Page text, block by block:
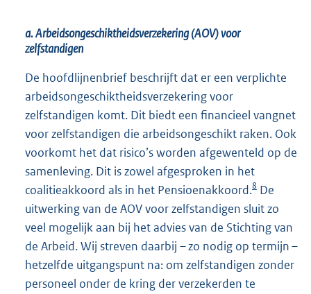
a. Arbeidsongeschiktheidsverzekering (AOV) voor
zelfstandigen
De hoofdlijnenbrief beschrijft dat er een verplichte
arbeidsongeschiktheidsverzekering voor
zelfstandigen komt. Dit biedt een financieel vangnet
voor zelfstandigen die arbeidsongeschikt raken. Ook
voorkomt het dat risico’s worden afgewenteld op de
samenleving. Dit is zowel afgesproken in het
coalitieakkoord als in het Pensioenakkoord.8 De
uitwerking van de AOV voor zelfstandigen sluit zo
veel mogelijk aan bij het advies van de Stichting van
de Arbeid. Wij streven daarbij – zo nodig op termijn –
hetzelfde uitgangspunt na: om zelfstandigen zonder
personeel onder de kring der verzekerden te